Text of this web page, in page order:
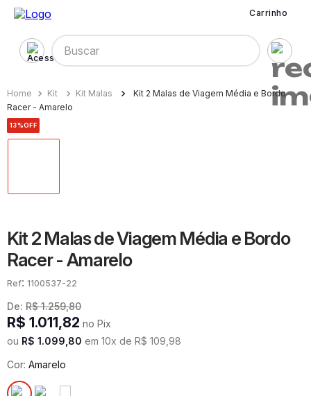
Carrinho
Buscar
Kit Kit Malas
Kit 2 Malas de Viagem Média e Bordo
Racer - Amarelo
13%OFF
Kit 2 Malas de Viagem Média e Bordo
Racer - Amarelo
: 1100537-22
De: R$ 1.259,80
R$ 1.011,82 no Pix
ou R$ 1.099 80 em 10x de R$ 109 98
Cor: Amarelo